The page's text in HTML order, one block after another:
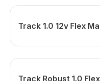
Track 1.0 12v Flex
Track Robust 1.0